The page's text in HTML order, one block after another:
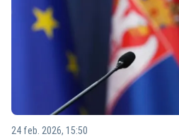
24 feb. 2026, 15:50